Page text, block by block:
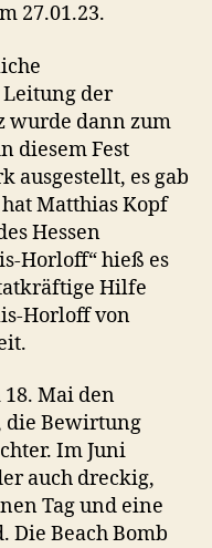
27.01.23.
der
wurde dann zum
diesem Fest
ausgestellt, es gab
Matthias Kopf
Hessen
Horloff“ hieß es
Hilfe
Horloff von
Mai den
die Bewirtung
Im Juni
auch dreckig,
Tag und eine
Die Beach Bomb